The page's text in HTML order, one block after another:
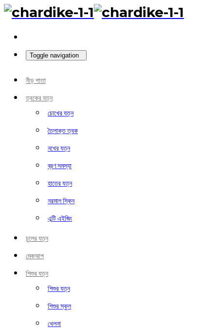
Toggle navigation
নীড় পাতা
ত্বকের যত্ন
চোখের যত্ন
তৈলাক্ত ত্বক
নখের যত্ন
ব্রণ সমস্যা
হাতের যত্ন
নরমাল স্কিন
এন্টি এইজিং
চুলের যত্ন
মেকআপ
শিশুর যত্ন
শিশুর যত্ন
শিশুর স্কুল
খেলনা